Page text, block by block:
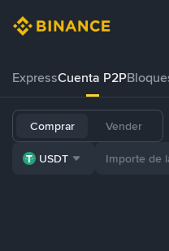
ExpressCuenta P2P
Comprar Vender
USDT